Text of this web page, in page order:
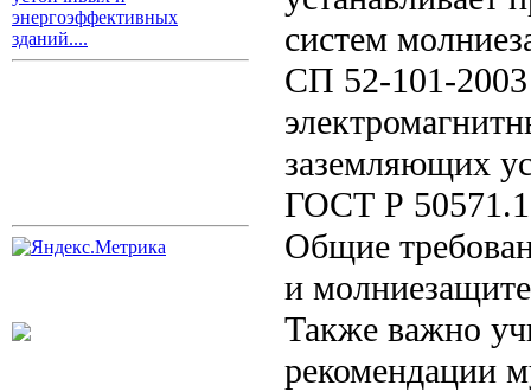
энергоэффективных
зданий....
систем
СП 52-101-2003
заземляющих
ГОСТ Р
Общие
и
Также важно
рекомендации